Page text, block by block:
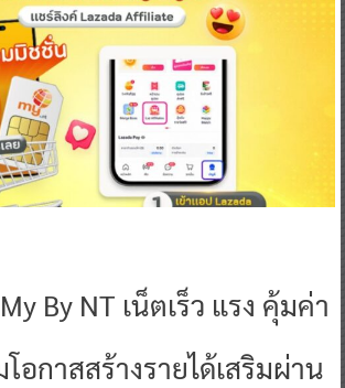
By NT เน็ตเร็ว แรง คุ้มค่า
อกาสสร้างรายได้เสริมผ่าน